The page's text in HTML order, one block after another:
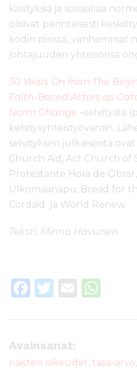
käsityksiä ja sosiaalisia
olisivat perinteisesti
kodin piirissä, vanhemmat
johtajuuden yhteisönsä
30 Years On from The
Faith-Based Actors as
Norm Change –selvitystä
kehitysyhteistyövaroin.
selvityksen julkaisijoita
Church Aid, Act Church of
Protestante Hora de
Ulkomaanapu, Bread for
Cordaid ja World Renew.
Teksti: Minna Havunen
F
e
b
T
te
r
E
A
Avainsanat:
naisten oikeudet, tasa-arvo,